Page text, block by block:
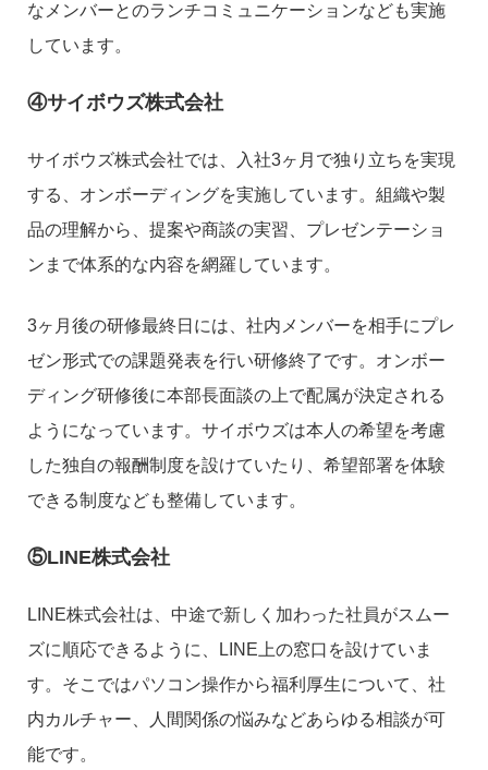
なメンバーとのランチコミュニケーションなども実施
しています。
④サイボウズ株式会社
サイボウズ株式会社では、入社3ヶ月で独り立ちを実現
する、オンボーディングを実施しています。組織や製
品の理解から、提案や商談の実習、プレゼンテーショ
ンまで体系的な内容を網羅しています。
3ヶ月後の研修最終日には、社内メンバーを相手にプレ
ゼン形式での課題発表を行い研修終了です。オンボー
ディング研修後に本部長面談の上で配属が決定される
ようになっています。サイボウズは本人の希望を考慮
した独自の報酬制度を設けていたり、希望部署を体験
できる制度なども整備しています。
⑤LINE株式会社
LINE株式会社は、中途で新しく加わった社員がスムー
ズに順応できるように、LINE上の窓口を設けていま
す。そこではパソコン操作から福利厚生について、社
内カルチャー、人間関係の悩みなどあらゆる相談が可
能です。